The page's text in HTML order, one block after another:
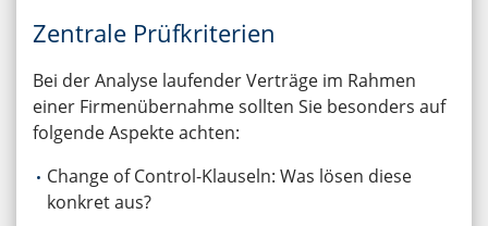
Zentrale Prüfkriterien
Bei der Analyse laufender Verträge im Rahmen
einer Firmenübernahme sollten Sie besonders auf
folgende Aspekte achten:
Change of Control-Klauseln: Was lösen diese
konkret aus?